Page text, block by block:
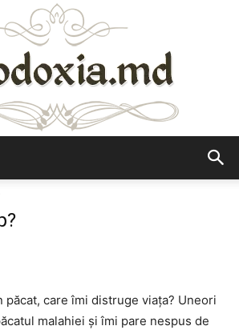
păcat, care îmi distruge viaţa? Uneori
malahiei şi îmi pare nespus de